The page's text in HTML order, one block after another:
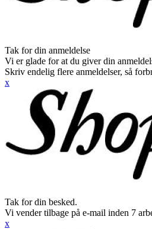
Tak for din anmeldelse
Vi er glade for at du giver din
Skriv endelig flere anmeldelser, så
x
Tak for din besked.
Vi vender tilbage på e-mail inden 7
x